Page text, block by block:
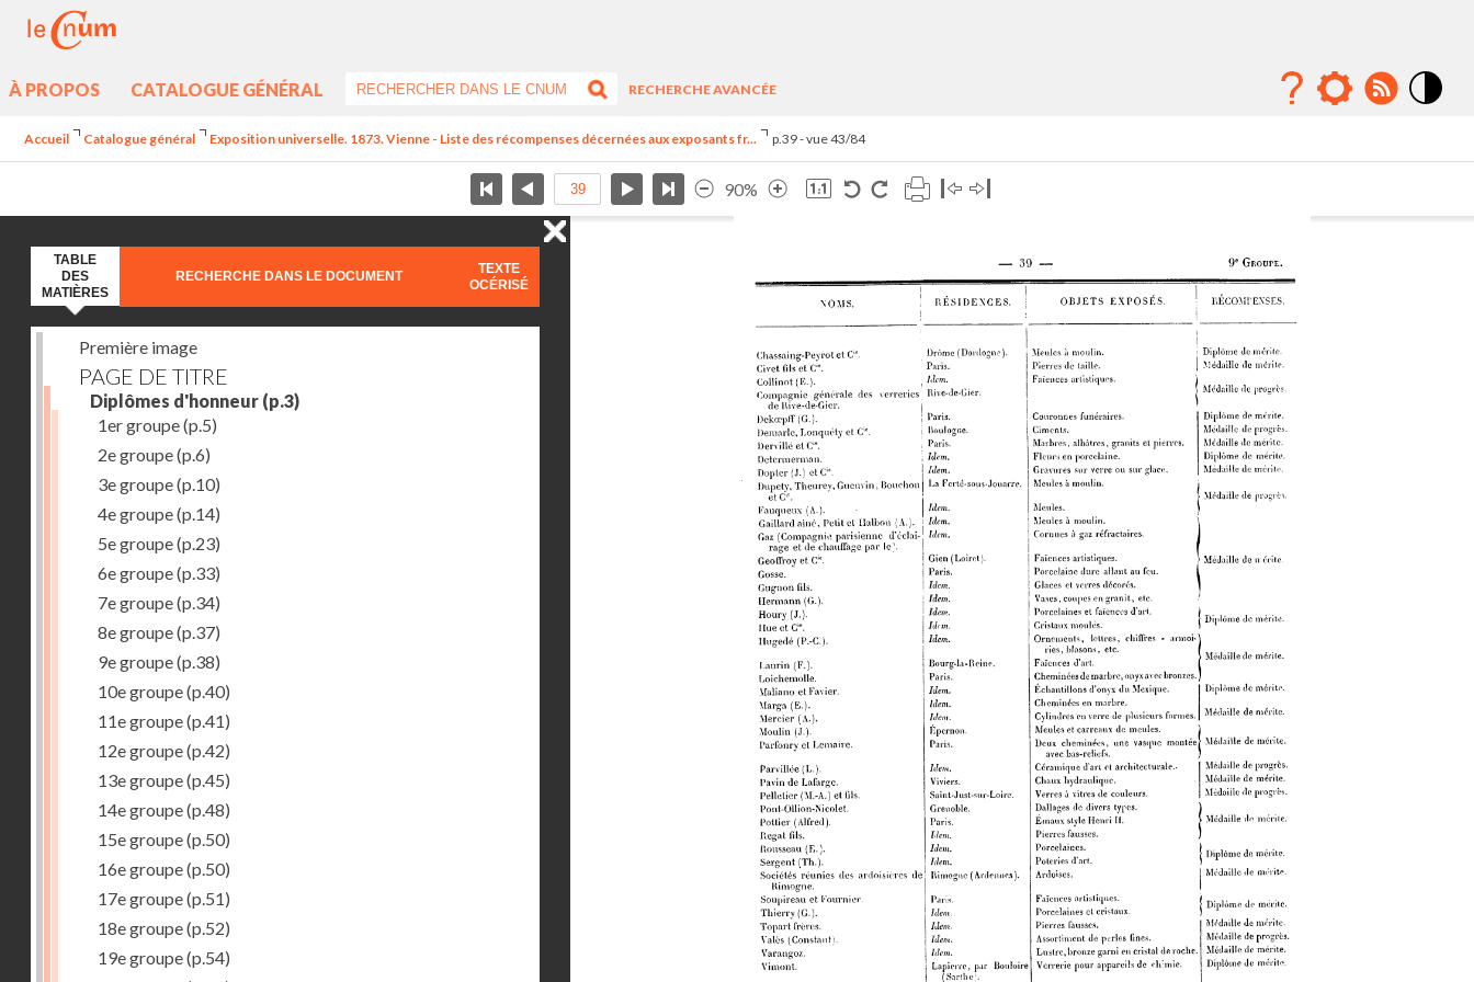
À PROPOS CATALOGUE GÉNÉRAL
RECHERCHE AVANCÉE
Accueil Catalogue général Exposition universelle. 1873. Vienne - Liste des récompenses décernées aux exposants fr... p.39 - vue 43/84
90%
TABLE
DES
MATIÈRES
RECHERCHE DANS LE DOCUMENT
TEXTE
OCÉRISÉ
Première image
PAGE DE TITRE
Diplômes d'honneur (p.3)
1er groupe(p.5)
2e groupe(p.6)
3e groupe(p.10)
4e groupe(p.14)
5e groupe(p.23)
6e groupe(p.33)
7e groupe(p.34)
8e groupe(p.37)
9e groupe(p.38)
10e groupe(p.40)
11e groupe(p.41)
12e groupe(p.42)
13e groupe(p.45)
14e groupe(p.48)
15e groupe(p.50)
16e groupe(p.50)
17e groupe(p.51)
18e groupe(p.52)
19e groupe(p.54)